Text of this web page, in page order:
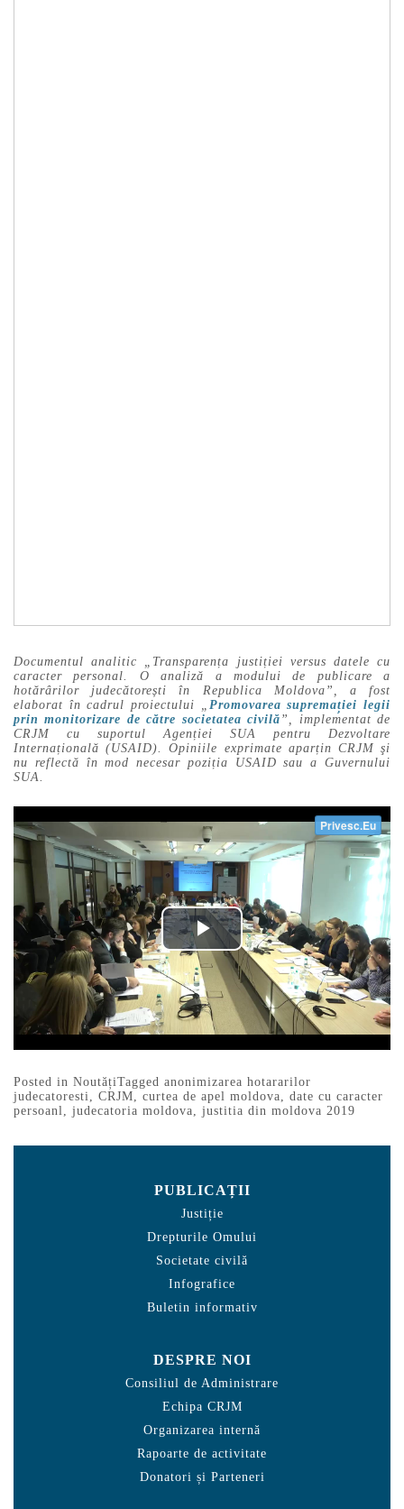
Documentul analitic „Transparența justiției versus datele cu
caracter personal. O analiză a modului de publicare a
hotărârilor judecătorești în Republica Moldova”, a fost
elaborat în cadrul proiectului „ Promovarea supremației legii
prin monitorizare de către societatea civilă ”, implementat de
CRJM cu suportul Agenției SUA pentru Dezvoltare
Internațională (USAID).
Opiniile exprimate aparțin CRJM şi
nu reflectă în mod necesar poziția USAID sau a Guvernului
SUA.
Posted in NoutățiTagged anonimizarea hotararilor
judecatoresti
CRJM curtea de apel moldova
date cu caracter
persoanl
judecatoria moldova justitia din moldova 2019
PUBLICAȚII
Justiție
Drepturile Omului
Societate civilă
Infografice
Buletin informativ
DESPRE NOI
Consiliul de Administrare
Echipa CRJM
Organizarea internă
Rapoarte de activitate
Donatori și Parteneri